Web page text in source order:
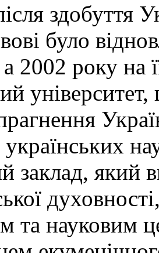
здобуття
було
2002 року на
заклад, який
та науковим